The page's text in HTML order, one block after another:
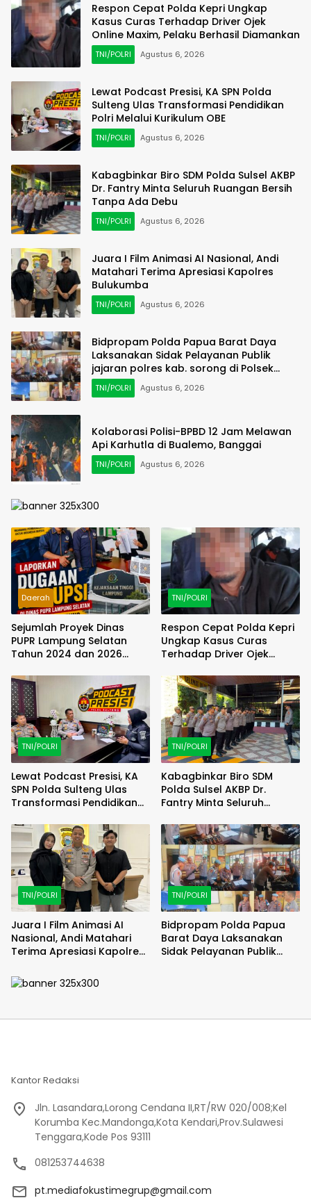
Respon Cepat Polda Kepri Ungkap
Kasus Curas Terhadap Driver Ojek
Online Maxim, Pelaku Berhasil Diamankan
TNI/POLRI Agustus 6, 2026
Lewat Podcast Presisi, KA SPN Polda
Sulteng Ulas Transformasi Pendidikan
Polri Melalui Kurikulum OBE
TNI/POLRI Agustus 6, 2026
Kabagbinkar Biro SDM Polda Sulsel AKBP
Dr. Fantry Minta Seluruh Ruangan Bersih
Tanpa Ada Debu
TNI/POLRI Agustus 6, 2026
Juara I Film Animasi AI Nasional, Andi
Matahari Terima Apresiasi Kapolres
Bulukumba
TNI/POLRI Agustus 6, 2026
Bidpropam Polda Papua Barat Daya
Laksanakan Sidak Pelayanan Publik
jajaran polres kab. sorong di Polsek
Salawati
TNI/POLRI Agustus 6, 2026
Kolaborasi Polisi-BPBD 12 Jam Melawan
Api Karhutla di Bualemo, Banggai
TNI/POLRI Agustus 6, 2026
Daerah
Sejumlah Proyek Dinas
PUPR Lampung Selatan
Tahun 2024 dan 2026
KEJATI Lampung
TNI/POLRI
Respon Cepat Polda Kepri
Ungkap Kasus Curas
Terhadap Driver Ojek
Berhasil Diamankan
TNI/POLRI
Lewat Podcast Presisi, KA
SPN Polda Sulteng Ulas
Transformasi Pendidikan
TNI/POLRI
Kabagbinkar Biro SDM
Polda Sulsel AKBP Dr.
Fantry Minta Seluruh
Debu
TNI/POLRI
Juara I Film Animasi AI
Nasional, Andi Matahari
Terima Apresiasi Kapolres
TNI/POLRI
Bidpropam Polda Papua
Barat Daya Laksanakan
Sidak Pelayanan Publik
Kantor Redaksi
Jln. Lasandara,Lorong Cendana II,RT/RW 020/008;Kel
Korumba Kec.Mandonga,Kota Kendari,Prov.Sulawesi
Tenggara,Kode Pos 93111
081253744638
pt.mediafokustimegrup@gmail.com